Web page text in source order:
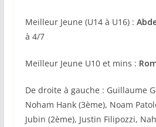
Meilleur Jeune (U14 à U16) :
à 4/7
Meilleur Jeune U10 et mins :
De droite à gauche : Guillaume
Noham Hank (3ème), Noam
Jubin (2ème), Justin Filipozzi,